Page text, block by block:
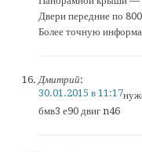
Двери передние по
Более точную
Дмитрий:
30.01.2015 в 11:17
бмв3 е90 двиг n46